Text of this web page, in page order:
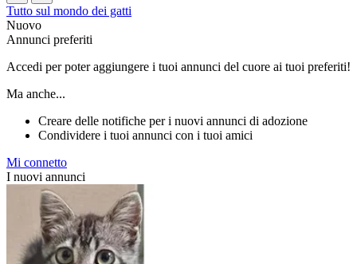
Tutto sul mondo dei gatti
Nuovo
Annunci preferiti
Accedi per poter aggiungere i tuoi annunci del cuore ai tuoi preferiti!
Ma anche...
Creare delle notifiche per i nuovi annunci di adozione
Condividere i tuoi annunci con i tuoi amici
Mi connetto
I nuovi annunci